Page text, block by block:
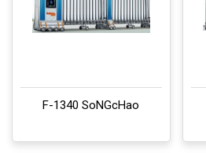
F-1340 SoNGcHao